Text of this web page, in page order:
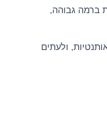
ברמה גבוהה,
ולעתים